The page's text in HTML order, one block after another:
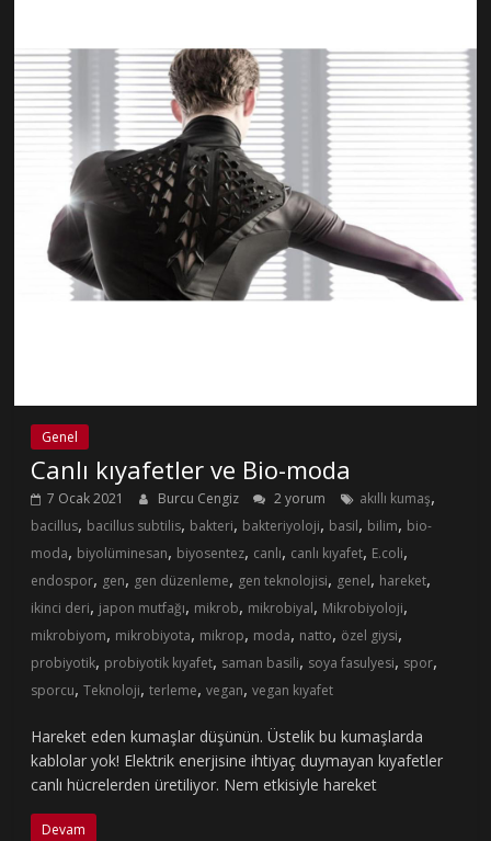
Genel
Canlı kıyafetler ve Bio-moda
7 Ocak 2021 Burcu Cengiz 2 yorum akıllı kumaş,
bacillus, bacillus subtilis, bakteri, bakteriyoloji, basil, bilim, bio-
moda, biyolüminesan, biyosentez, canlı, canlı kıyafet, E.coli,
endospor, gen, gen düzenleme, gen teknolojisi, genel, hareket,
ikinci deri, japon mutfağı, mikrob, mikrobiyal, Mikrobiyoloji,
mikrobiyom, mikrobiyota, mikrop, moda, natto, özel giysi,
probiyotik, probiyotik kıyafet, saman basili, soya fasulyesi, spor,
sporcu,Teknoloji,terleme,vegan,vegan kıyafet
Hareket eden kumaşlar düşünün. Üstelik bu kumaşlarda
kablolar yok! Elektrik enerjisine ihtiyaç duymayan kıyafetler
canlı hücrelerden üretiliyor. Nem etkisiyle hareket
Devam